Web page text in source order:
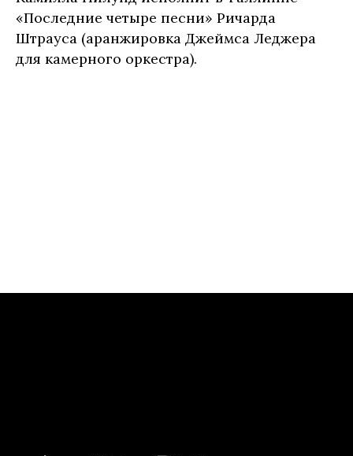
«Последние четыре песни» Ричарда
Штрауса (аранжировка Джеймса Леджера
для камерного оркестра).